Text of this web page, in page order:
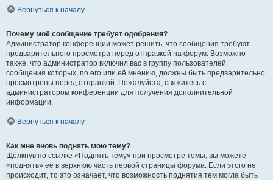
Вернуться к началу
Почему моё сообщение требует одобрения?
Администратор конференции может решить, что сообщения требуют
предварительного просмотра перед отправкой на форум. Возможно
также, что администратор включил вас в группу пользователей,
сообщения которых, по его или её мнению, должны быть предварительно
просмотрены перед отправкой. Пожалуйста, свяжитесь с
администратором конференции для получения дополнительной
информации.
Вернуться к началу
Как мне вновь поднять мою тему?
Щёлкнув по ссылке «Поднять тему» при просмотре темы, вы можете
«поднять» её в верхнюю часть первой страницы форума. Если этого не
происходит, то это означает, что возможность поднятия тем могла быть